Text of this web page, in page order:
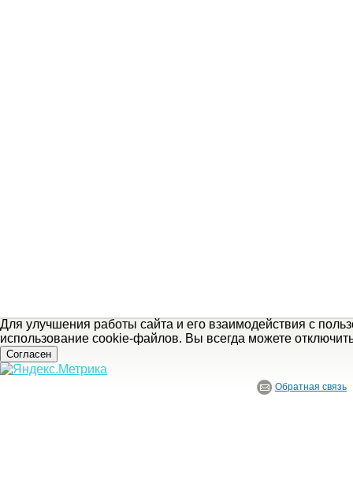
Для улучшения работы сайта и его взаимодействия с
использование cookie-файлов. Вы всегда можете
Согласен
Обратная связь